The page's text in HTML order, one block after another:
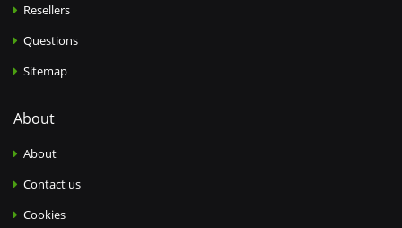
Resellers
Questions
Sitemap
About
About
Contact us
Cookies